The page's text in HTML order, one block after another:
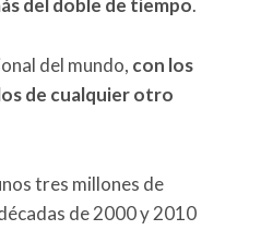
del doble de tiempo.
del mundo, con los
de cualquier otro
tres millones de
de 2000 y 2010